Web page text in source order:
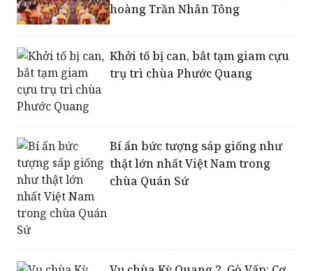
hoàng Trần Nhân Tông
Khởi tố bị can, bắt tạm giam cựu
trụ trì chùa Phước Quang
Bí ẩn bức tượng sáp giống như
thật lớn nhất Việt Nam trong
chùa Quán Sứ